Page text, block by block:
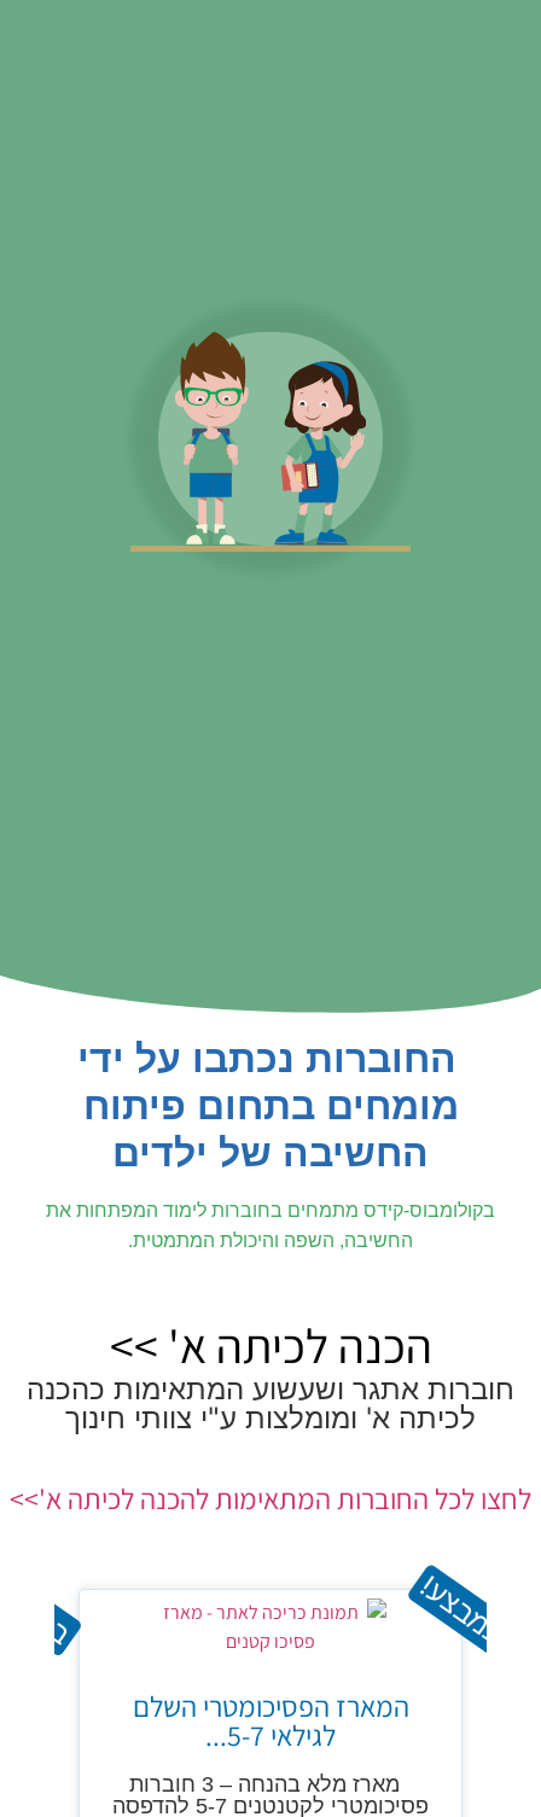
החוברות נכתבו על ידי
מומחים בתחום פיתוח
החשיבה של ילדים
בקולומבוס-קידס מתמחים בחוברות לימוד המפתחות את
החשיבה, השפה והיכולת המתמטית.
הכנה לכיתה א' >>
חוברות אתגר ושעשוע המתאימות כהכנה
לכיתה א' ומומלצות ע"י צוותי חינוך
לחצו לכל החוברות המתאימות להכנה לכיתה א'>>
במבצע!
המארז הפסיכומטרי השלם
לגילאי 5-7...
מארז מלא בהנחה – 3 חוברות
פסיכומטרי לקטנטנים 5-7 להדפסה